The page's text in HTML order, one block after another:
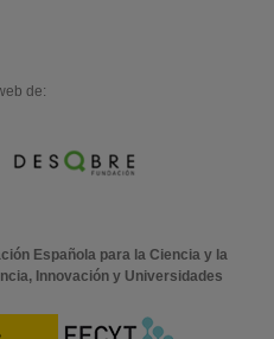
de:
Española para la Ciencia y la
Innovación y Universidades